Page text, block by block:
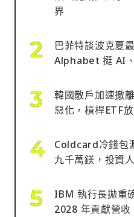
界
巴菲特談波克夏
Alphabet 挺 AI
韓國散戶加速撤
惡化，槓桿ETF
Coldcard冷錢包
九千萬鎂，投資
IBM 執行長拋重
2028 年貢獻營